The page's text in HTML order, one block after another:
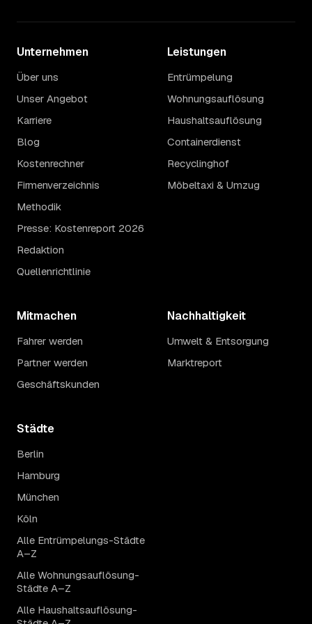
Unternehmen
Über uns
Unser Angebot
Karriere
Blog
Kostenrechner
Firmenverzeichnis
Methodik
Presse: Kostenreport 2026
Redaktion
Quellenrichtlinie
Leistungen
Entrümpelung
Wohnungsauflösung
Haushaltsauflösung
Containerdienst
Recyclinghof
Möbeltaxi & Umzug
Mitmachen
Fahrer werden
Partner werden
Geschäftskunden
Nachhaltigkeit
Umwelt & Entsorgung
Marktreport
Städte
Berlin
Hamburg
München
Köln
Alle Entrümpelungs-Städte
A–Z
Alle Wohnungsauflösung-
Städte A–Z
Alle Haushaltsauflösung-